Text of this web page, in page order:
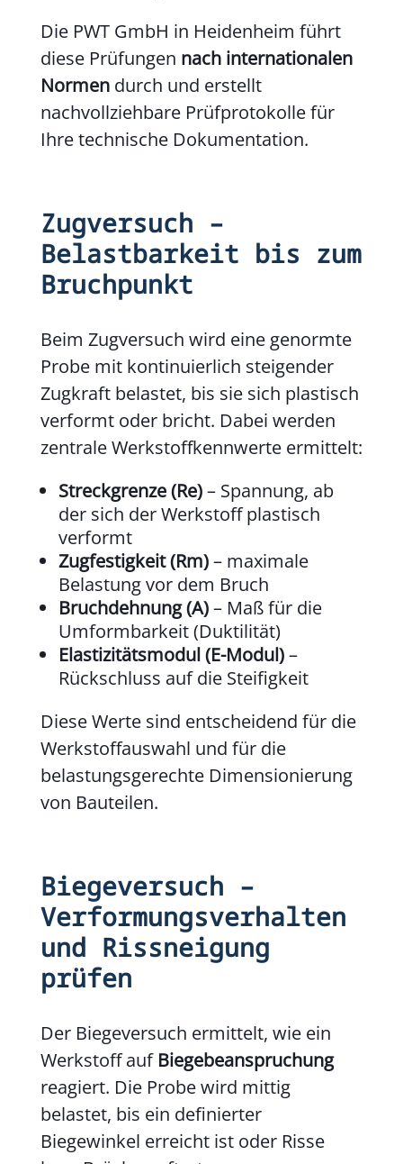
Die PWT GmbH in Heidenheim führt
diese Prüfungen nach internationalen
Normendurch und erstellt
nachvollziehbare Prüfprotokolle für
Ihre technische Dokumentation.
Zugversuch –
Belastbarkeit bis zum
Bruchpunkt
Beim Zugversuch wird eine genormte
Probe mit kontinuierlich steigender
Zugkraft belastet, bis sie sich plastisch
verformt oder bricht. Dabei werden
zentrale Werkstoffkennwerte ermittelt:
Streckgrenze (Re)– Spannung, ab
der sich der Werkstoff plastisch
verformt
Zugfestigkeit (Rm)– maximale
Belastung vor dem Bruch
Bruchdehnung (A)– Maß für die
Umformbarkeit (Duktilität)
Elastizitätsmodul (E-Modul)–
Rückschluss auf die Steifigkeit
Diese Werte sind entscheidend für die
Werkstoffauswahl und für die
belastungsgerechte Dimensionierung
von Bauteilen.
Biegeversuch –
Verformungsverhalten
und Rissneigung
prüfen
Der Biegeversuch ermittelt, wie ein
Werkstoff auf Biegebeanspruchung
reagiert. Die Probe wird mittig
belastet, bis ein definierter
Biegewinkel erreicht ist oder Risse